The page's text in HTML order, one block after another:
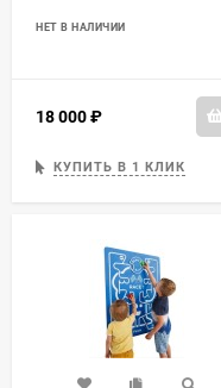
НЕТ В НАЛИЧИИ
18 000
КУПИТЬ В 1 КЛИК